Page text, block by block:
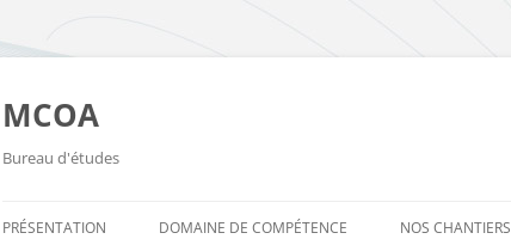
Aller
MCOA
Bureau d'études
PRÉSENTATION DOMAINE DE COMPÉTENCE NOS CHANTIERS